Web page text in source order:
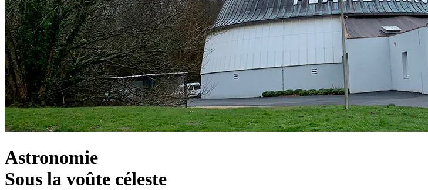
Astronomie
Sous la voûte céleste